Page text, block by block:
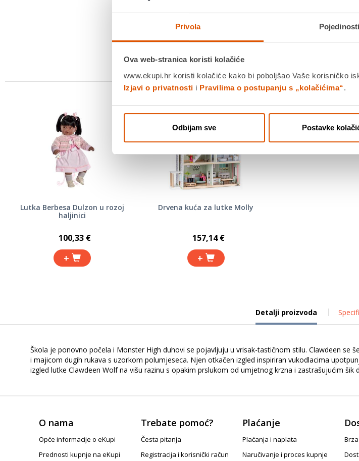
Privola Pojedinosti
Ova web-stranica koristi kolačiće
www.ekupi.hr koristi kolačiće kako bi poboljšao Vaše korisničko
Izjavi o privatnosti i Pravilima o postupanju s „kolačićima“.
Odbijam sve Postavke
MOGLO BI VAS
Lutka Berbesa Dulzon u rozoj
haljinici
100,33 €
+
Drvena kuća za lutke Molly
157,14 €
+
Detalji proizvoda
Škola je ponovno počela i Monster High duhovi se pojavljuju u vrisak-tastičnom stilu. Clawdeen
i majicom dugih rukava s uzorkom polumjeseca. Njen otkačen izgled inspiriran vukodlacima
izgled lutke Clawdeen Wolf na višu razinu s opakim prslukom od umjetnog krzna i zastrašujućim šik
O nama
Opće informacije o eKupi
Prednosti kupnje na eKupi
Trebate pomoć?
Česta pitanja
Registracija i korisnički račun
Plaćanje
Plaćanja i naplata
Naručivanje i proces kupnje